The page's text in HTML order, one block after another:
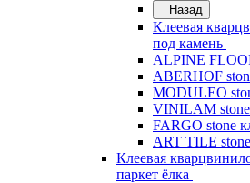
Назад
Клеевая
под камень
ALPINE
ABERHOF
MODULEO
VINILAM stone
FARGO stone
ART TILE
Клеевая
паркет ёлка